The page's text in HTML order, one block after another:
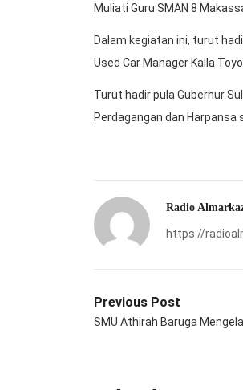
Muliati Guru SMAN 8
Dalam kegiatan ini, turut
Used Car Manager Kalla
Turut hadir pula Gubernur
Perdagangan dan Harpansa
Radio
https://
Previous Post
SMU Athirah Baruga